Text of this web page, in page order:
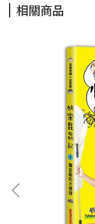
相關商品